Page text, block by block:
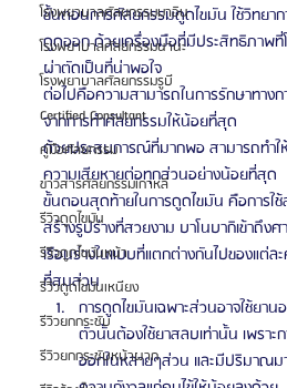
โรงพยาบาลศัลยกรรมมาอิน
โรงพยาบาลศัลยกรรมนานะ
โรงพยาบาลศัลยกรรมรูบี
Certified Consultant
คู่มือศัลยกรรม
ข่าวสารศัลยกรรมเกาหลี
รีวิวดูดไขมัน
รีวิวดูดไขมันหน้า
รีวิวดูดไขมันเหนียง
รีวิวยกกระชับ
รีวิวยกกระชับหน้าผาก
ขั้นตอนการศัลยกรรมดูดไขมัน ใช้วิทยาก
ดูดออก ด้วยเครื่องมือที่มีประสิทธิภาพที่
ผ่าตัดเป็นที่น่าพอใจ
ต่อไปคือความสามารถในการรักษาทาง
จากการทำศัลยกรรมให้น้อยที่สุด
ด้วยประสบการณ์ที่มากพอ สามารถทำให้
ความเสียหายต่อทุกส่วนอย่างน้อยที่สุด
ขั้นตอนสุดท้ายในการดูดไขมัน คือการใ
สร้างรูปร่างที่สวยงาม บาโนบากิเข้าถึง
เรือนร่างในแบบที่แตกต่างกันไปของแต่ล
ที่สมส่วน
การดูดไขมันเฉพาะส่วนอาจใช้ยา
ตัวนั้นต้องใช้ยาสลบเท่านั้น เพรา
ออกในหลายๆส่วน และมีปริมาณม